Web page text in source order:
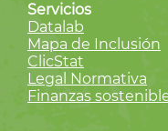
Servicios
Datalab
Mapa de Inclusión
ClicStat
Legal Normativa
Finanzas